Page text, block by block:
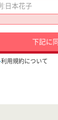
下記に
利用規約について